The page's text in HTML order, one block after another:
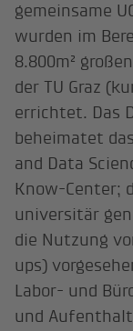
gemeinsame
wurden im
8.800m²
der TU Graz
errichtet. Das
beheimatet
and Data
Know-Center;
universitär
die Nutzung
ups)
Labor- und
und